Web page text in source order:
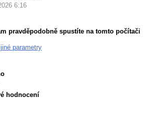
6:16
pravděpodobně spustíte na tomto počítači
parametry
hodnocení